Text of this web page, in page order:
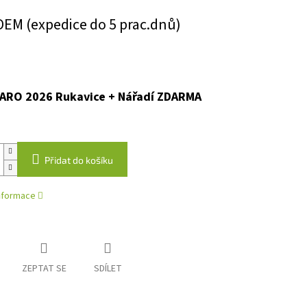
(expedice do 5 prac.dnů)
2026 Rukavice + Nářadí ZDARMA
Přidat do košíku
ZEPTAT SE SDÍLET